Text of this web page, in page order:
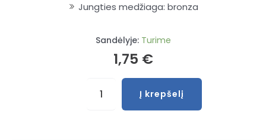
Jungties medžiaga: bronza
Sandėlyje: Turime
1,75 €
Į krepšelį